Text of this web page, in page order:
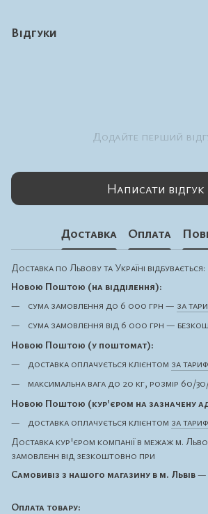
Відгуки
Додайте перший
Написати відгук
Доставка Оплата
Доставка по Львову та Україні відбувається:
Новою Поштою (на відділення):
сума замовлення до 6 000 грн — за
сума замовлення від 6 000 грн —
Новою Поштою (у поштомат):
доставка оплачується клієнтом за
максимальна вага до 20 кг, розмір 60/
Новою Поштою (кур'єром на зазначену
доставка оплачується клієнтом за
Доставка кур'єром компанії в межаж м.
замовленн від зезкоштовно при
Самовивіз з нашого магазину в м. Львів—
Оплата товару: